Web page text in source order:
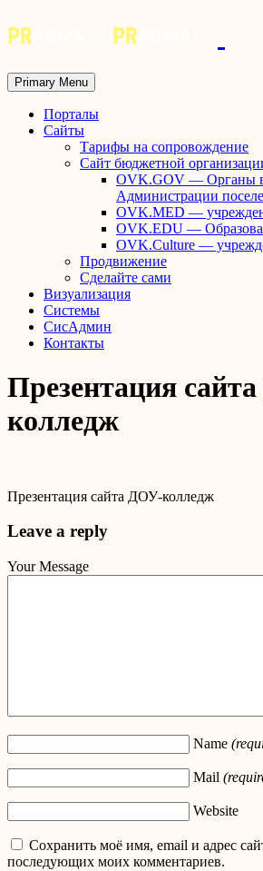
Primary Menu
Порталы
Сайты
Тарифы на сопровождение
Сайт бюджетной
OVK.GOV — Органы
Администрации
OVK.MED —
OVK.EDU —
OVK.Culture —
Продвижение
Сделайте сами
Визуализация
Системы
СисАдмин
Контакты
Презентация
колледж
Презентация сайта ДОУ-колледж
Leave a reply
Your Message
Name
Mail
Website
Сохранить моё имя, email и адрес
последующих моих комментариев.